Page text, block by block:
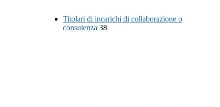
Titolari di incarichi di collaborazione o
consulenza 38